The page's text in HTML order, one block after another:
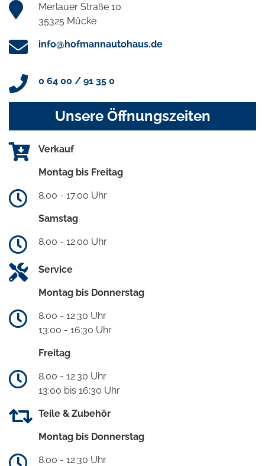
Merlauer Straße 10
35325 Mücke
info@hofmannautohaus.de
0 64 00 / 91 35 0
Unsere Öffnungszeiten
Verkauf
Montag bis Freitag
8.00 - 17.00 Uhr
Samstag
8.00 - 12.00 Uhr
Service
Montag bis Donnerstag
8.00 - 12.30 Uhr
13:00 - 16:30 Uhr
Freitag
8.00 - 12.30 Uhr
13:00 bis 16:30 Uhr
Teile & Zubehör
Montag bis Donnerstag
8.00 - 12.30 Uhr